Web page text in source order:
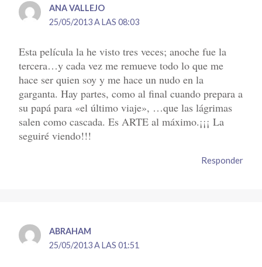
ANA VALLEJO
25/05/2013 A LAS 08:03
Esta película la he visto tres veces; anoche fue la
tercera…y cada vez me remueve todo lo que me
hace ser quien soy y me hace un nudo en la
garganta. Hay partes, como al final cuando prepara a
su papá para «el último viaje», …que las lágrimas
salen como cascada. Es ARTE al máximo.¡¡¡ La
seguiré viendo!!!
Responder
ABRAHAM
25/05/2013 A LAS 01:51